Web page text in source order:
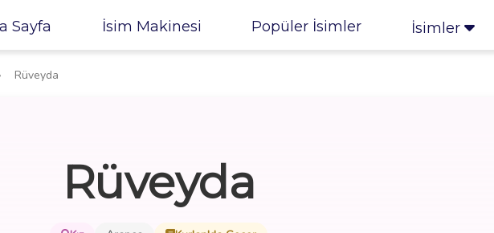
Sayfa İsim Makinesi Popüler İsimler İsimler
› Rüveyda
Rüveyda